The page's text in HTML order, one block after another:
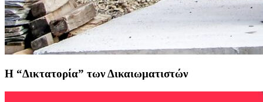
Η “Δικτατορία” των Δικαιωματιστών